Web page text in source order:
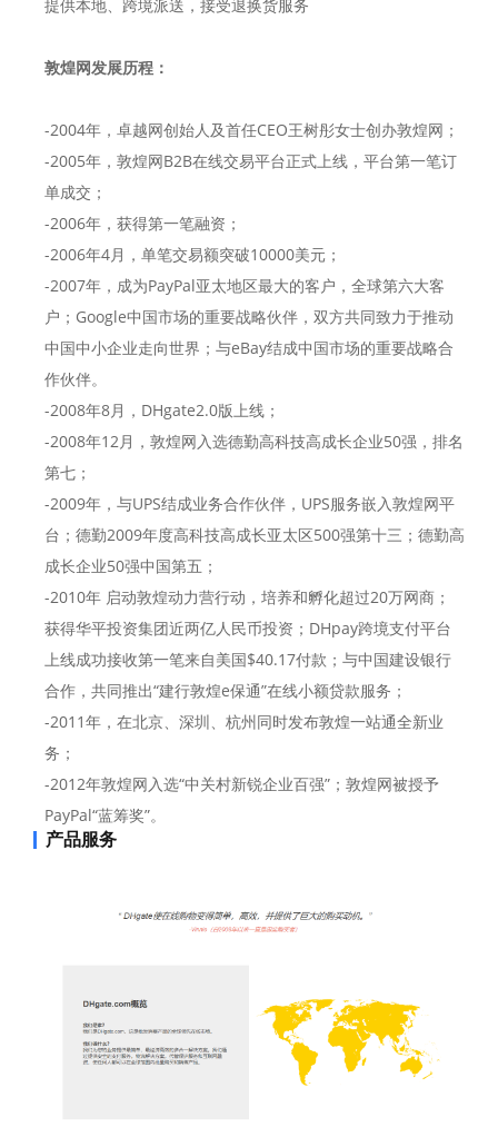
提供本地、跨境派送，接受退换货服务
敦煌网发展历程：
-2004年，卓越网创始人及首任CEO王树彤女士创办敦煌网；
-2005年，敦煌网B2B在线交易平台正式上线，平台第一笔订
单成交；
-2006年，获得第一笔融资；
-2006年4月，单笔交易额突破10000美元；
-2007年，成为PayPal亚太地区最大的客户，全球第六大客
户；Google中国市场的重要战略伙伴，双方共同致力于推动
中国中小企业走向世界；与eBay结成中国市场的重要战略合
作伙伴。
-2008年8月，DHgate2.0版上线；
-2008年12月，敦煌网入选德勤高科技高成长企业50强，排名
第七；
-2009年，与UPS结成业务合作伙伴，UPS服务嵌入敦煌网平
台；德勤2009年度高科技高成长亚太区500强第十三；德勤高
成长企业50强中国第五；
-2010年 启动敦煌动力营行动，培养和孵化超过20万网商；
获得华平投资集团近两亿人民币投资；DHpay跨境支付平台
上线成功接收第一笔来自美国$40.17付款；与中国建设银行
合作，共同推出“建行敦煌e保通”在线小额贷款服务；
-2011年，在北京、深圳、杭州同时发布敦煌一站通全新业
务；
-2012年敦煌网入选“中关村新锐企业百强”；敦煌网被授予
PayPal“蓝筹奖”。
产品服务